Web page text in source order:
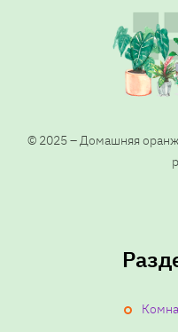
© 2025 – Домашняя